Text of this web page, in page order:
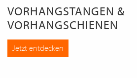
VORHANGSTANGEN &
VORHANGSCHIENEN
Jetzt entdecken